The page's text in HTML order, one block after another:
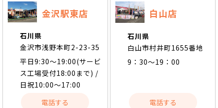
金沢駅東店
石川県
金沢市浅野本町2-23-35
平日9:30〜19:00(サービ
ス工場受付18:00まで) /
日祝10:00〜17:00
電話する
白山店
石川県
白山市村井町1655番地
9：30～19：00
電話する